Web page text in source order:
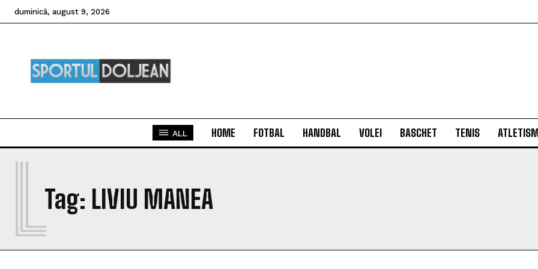
duminică, august 9, 2026
ALL HOME FOTBAL HANDBAL VOLEI BASCHET TENIS
Tag: LIVIU MANEA
L